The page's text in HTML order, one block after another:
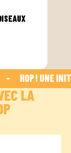
- HOP ! UNE
LA